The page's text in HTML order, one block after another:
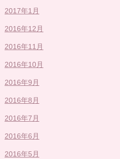
2017年1月
2016年12月
2016年11月
2016年10月
2016年9月
2016年8月
2016年7月
2016年6月
2016年5月